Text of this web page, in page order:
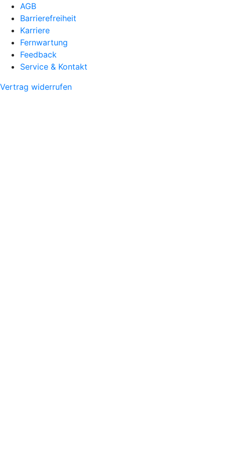
AGB
Barrierefreiheit
Karriere
Fernwartung
Feedback
Service & Kontakt
Vertrag widerrufen